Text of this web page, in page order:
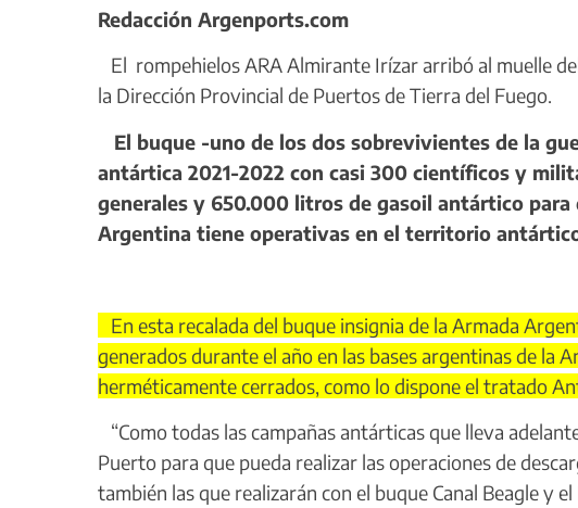
Redacción Argenports.com
El rompehielos ARA Almirante Irízar arribó al muelle
la Dirección Provincial de Puertos de Tierra del Fuego.
El buque -uno de los dos sobrevivientes de la
antártica 2021-2022 con casi 300 científicos y
generales y 650.000 litros de gasoil antártico para
Argentina tiene operativas en el territorio
En esta recalada del buque insignia de la Armada
generados durante el año en las bases argentinas de la
herméticamente cerrados, como lo dispone el tratado
“Como todas las campañas antárticas que lleva
Puerto para que pueda realizar las operaciones de
también las que realizarán con el buque Canal Beagle y